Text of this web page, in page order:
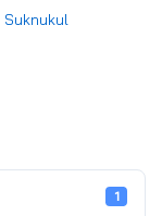
Suknukul
1